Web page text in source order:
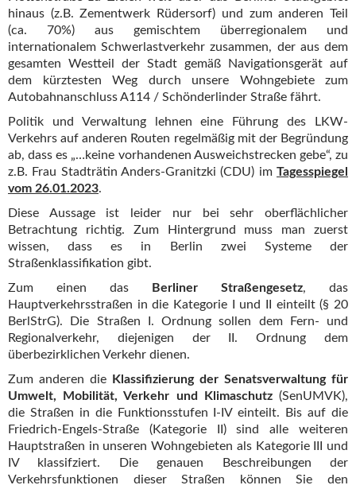
hinaus (z.B. Zementwerk Rüdersorf) und zum anderen Teil
(ca. 70%) aus gemischtem überregionalem und
internationalem Schwerlastverkehr zusammen, der aus dem
gesamten Westteil der Stadt gemäß Navigationsgerät auf
dem kürztesten Weg durch unsere Wohngebiete zum
Autobahnanschluss A114 / Schönderlinder Straße fährt.
Politik und Verwaltung lehnen eine Führung des LKW-
Verkehrs auf anderen Routen regelmäßig mit der Begründung
ab, dass es „…keine vorhandenen Ausweichstrecken gebe“, zu
z.B. Frau Stadträtin Anders-Granitzki (CDU) im Tagesspiegel
vom 26.01.2023.
Diese Aussage ist leider nur bei sehr oberflächlicher
Betrachtung richtig. Zum Hintergrund muss man zuerst
wissen, dass es in Berlin zwei Systeme der
Straßenklassifikation gibt.
Zum einen das
Berliner Straßengesetz, das
Hauptverkehrsstraßen in die Kategorie I und II einteilt (§ 20
BerlStrG). Die Straßen I. Ordnung sollen dem Fern- und
Regionalverkehr, diejenigen der II. Ordnung dem
überbezirklichen Verkehr dienen.
Zum anderen die
Klassifizierung der Senatsverwaltung für
Umwelt, Mobilität, Verkehr und Klimaschutz (SenUMVK),
die Straßen in die Funktionsstufen I-IV einteilt. Bis auf die
Friedrich-Engels-Straße (Kategorie II) sind alle weiteren
Hauptstraßen in unseren Wohngebieten als Kategorie III und
IV klassifziert. Die genauen Beschreibungen der
Verkehrsfunktionen dieser Straßen können Sie den